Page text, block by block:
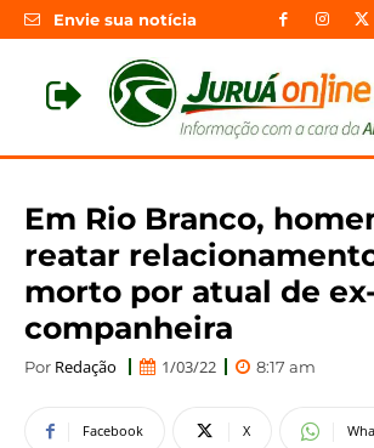
Envie sua notícia
Em Rio Branco,
reatar
morto por atual de
companheira
Por Redação 1/03/22 8:17 am
Facebook X